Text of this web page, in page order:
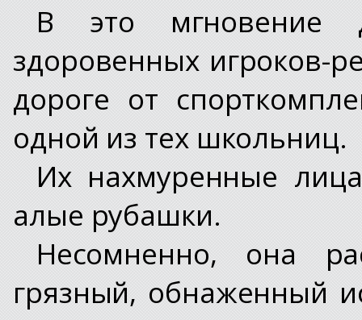
В это мгновение
здоровенных игроков-
дороге от
одной из тех школьниц.
Их нахмуренные
алые рубашки.
Несомненно, она
грязный, обнаженный